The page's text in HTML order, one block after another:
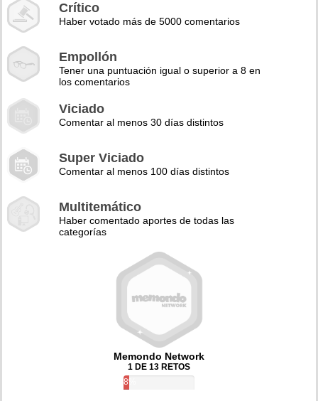
Crítico
Haber votado más de 5000 comentarios
Empollón
Tener una puntuación igual o superior a 8 en
los comentarios
Viciado
Comentar al menos 30 días distintos
Super Viciado
Comentar al menos 100 días distintos
Multitemático
Haber comentado aportes de todas las
categorías
Memondo Network
1 DE 13 RETOS
8%